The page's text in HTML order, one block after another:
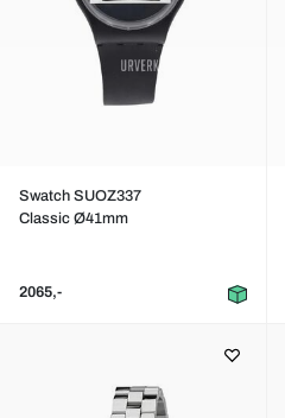
Swatch SUOZ337
Classic Ø41mm
2065,-